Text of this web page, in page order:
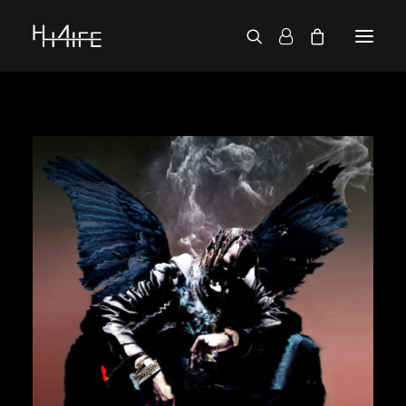
2PAC
38 SPESH
50 CENT
6LACK
ACTION BRONSON
AESOP ROCK
ALICIA KEYS
AMINÉ
ANDERSON .PAAK
APOLLO BROWN